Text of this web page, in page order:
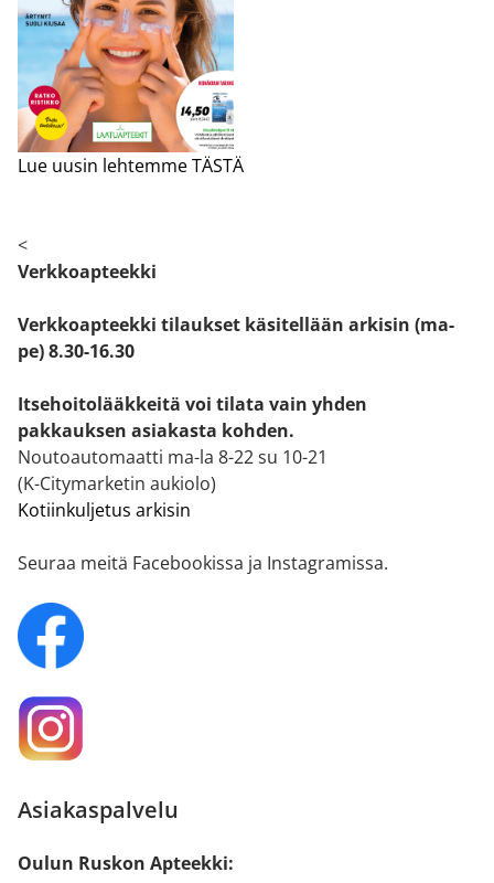
Lue uusin lehtemme TÄSTÄ
<
Verkkoapteekki
Verkkoapteekki tilaukset käsitellään arkisin (ma-
pe) 8.30-16.30
Itsehoitolääkkeitä voi tilata vain yhden
pakkauksen asiakasta kohden.
Noutoautomaatti ma-la 8-22 su 10-21
(K-Citymarketin aukiolo)
Kotiinkuljetus arkisin
Seuraa meitä Facebookissa ja Instagramissa.
Asiakaspalvelu
Oulun Ruskon Apteekki: